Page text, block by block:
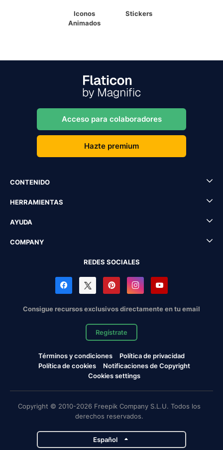
Iconos
Animados
Stickers
Acceso para colaboradores
Hazte premium
CONTENIDO
HERRAMIENTAS
AYUDA
COMPANY
REDES SOCIALES
Consigue recursos exclusivos directamente en tu email
Regístrate
Términos y condiciones
Política de privacidad
Política de cookies
Notificaciones de Copyright
Cookies settings
Copyright © 2010-2026 Freepik Company S.L.U. Todos los
derechos reservados.
Español